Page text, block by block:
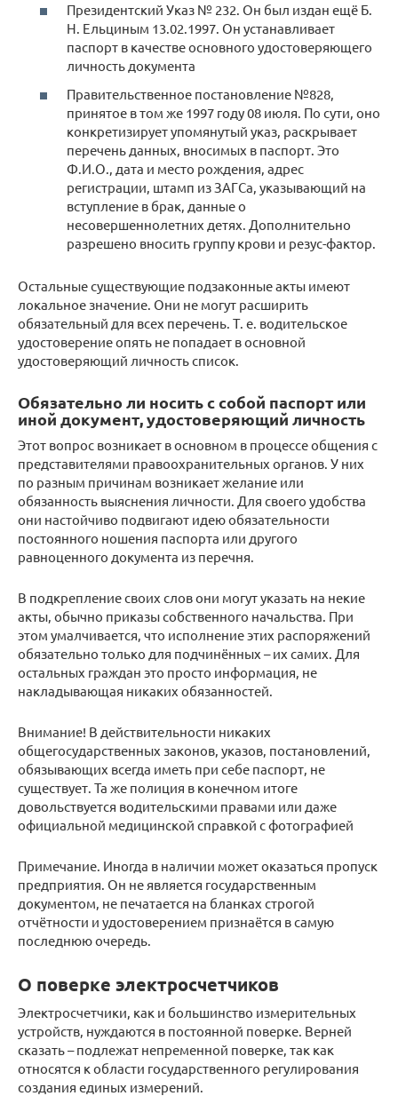
Президентский Указ № 232. Он был издан ещё Б.
Н. Ельциным 13.02.1997. Он устанавливает
паспорт в качестве основного удостоверяющего
личность документа
Правительственное постановление №828,
принятое в том же 1997 году 08 июля. По сути, оно
конкретизирует упомянутый указ, раскрывает
перечень данных, вносимых в паспорт. Это
Ф.И.О., дата и место рождения, адрес
регистрации, штамп из ЗАГСа, указывающий на
вступление в брак, данные о
несовершеннолетних детях. Дополнительно
разрешено вносить группу крови и резус-фактор.
Остальные существующие подзаконные акты имеют
локальное значение. Они не могут расширить
обязательный для всех перечень. Т. е. водительское
удостоверение опять не попадает в основной
удостоверяющий личность список.
Обязательно ли носить с собой паспорт или
иной документ, удостоверяющий личность
Этот вопрос возникает в основном в процессе общения с
представителями правоохранительных органов. У них
по разным причинам возникает желание или
обязанность выяснения личности. Для своего удобства
они настойчиво подвигают идею обязательности
постоянного ношения паспорта или другого
равноценного документа из перечня.
В подкрепление своих слов они могут указать на некие
акты, обычно приказы собственного начальства. При
этом умалчивается, что исполнение этих распоряжений
обязательно только для подчинённых – их самих. Для
остальных граждан это просто информация, не
накладывающая никаких обязанностей.
Внимание! В действительности никаких
общегосударственных законов, указов, постановлений,
обязывающих всегда иметь при себе паспорт, не
существует. Та же полиция в конечном итоге
довольствуется водительскими правами или даже
официальной медицинской справкой с фотографией
Примечание. Иногда в наличии может оказаться пропуск
предприятия. Он не является государственным
документом, не печатается на бланках строгой
отчётности и удостоверением признаётся в самую
последнюю очередь.
О поверке электросчетчиков
Электросчетчики, как и большинство измерительных
устройств, нуждаются в постоянной поверке. Верней
сказать – подлежат непременной поверке, так как
относятся к области государственного регулирования
создания единых измерений.